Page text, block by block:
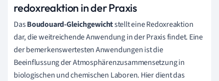
redoxreaktion in der Praxis
DasBoudouard-Gleichgewichtstellt eine Redoxreaktion
dar, die weitreichende Anwendung in der Praxis findet. Eine
der bemerkenswertesten Anwendungen ist die
Beeinflussung der Atmosphärenzusammensetzung in
biologischen und chemischen Laboren. Hier dient das